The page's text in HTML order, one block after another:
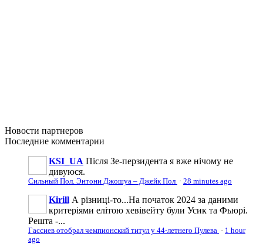
Новости партнеров
Последние комментарии
KSI_UA Після Зе-перзидента я вже нічому не
дивуюся.
Сильный Пол. Энтони Джошуа – Джейк Пол · 28 minutes ago
Kirill А різниці-то...На початок 2024 за даними
критеріями елітою хевівейту були Усик та Фьюрі.
Решта -...
Гассиев отобрал чемпионский титул у 44-летнего Пулева · 1 hour
ago